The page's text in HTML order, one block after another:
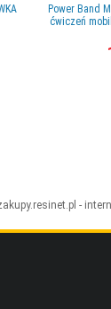
Power Band
ćwiczeń
-